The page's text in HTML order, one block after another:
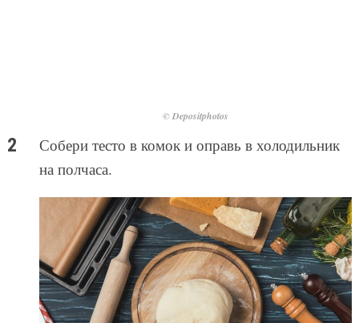
© Depositphotos
Собери тесто в комок и оправь в холодильник
на полчаса.